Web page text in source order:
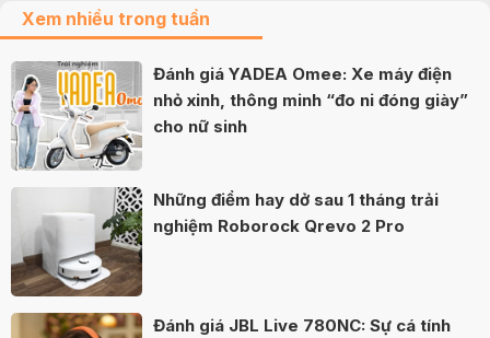
Xem nhiều trong tuần
Đánh giá YADEA Omee: Xe máy điện
nhỏ xinh, thông minh “đo ni đóng giày”
cho nữ sinh
Những điểm hay dở sau 1 tháng trải
nghiệm Roborock Qrevo 2 Pro
Đánh giá JBL Live 780NC: Sự cá tính